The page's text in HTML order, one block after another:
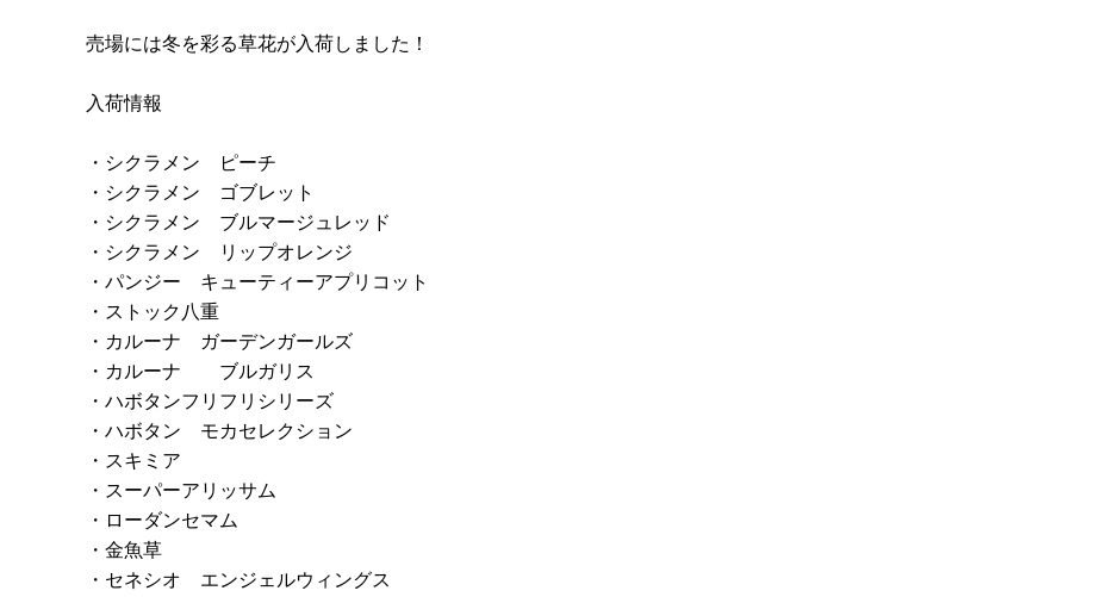
売場には冬を彩る草花が入荷しました！
入荷情報
・シクラメン ピーチ
・シクラメン ゴブレット
・シクラメン ブルマージュレッド
・シクラメン リップオレンジ
・パンジー キューティーアプリコット
・ストック八重
・カルーナ ガーデンガールズ
・カルーナ ブルガリス
・ハボタンフリフリシリーズ
・ハボタン モカセレクション
・スキミア
・スーパーアリッサム
・ローダンセマム
・金魚草
・セネシオ エンジェルウィングス